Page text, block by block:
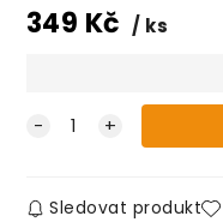
349 Kč ks
Sledovat produkt